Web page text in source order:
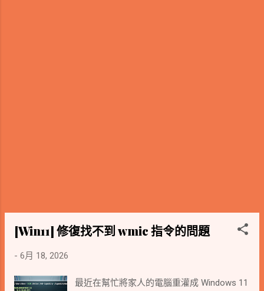
[Win11] 修復找不到 wmic 指令的問題
- 6月 18, 2026
最近在幫忙將家人的電腦重灌成 Windows 11